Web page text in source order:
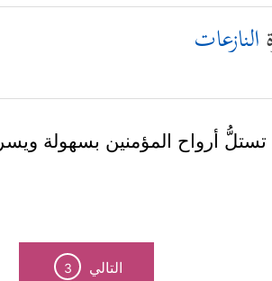
النازعات
تستلُّ أرواح المؤمنين بسهولة ويسر
التالي 3